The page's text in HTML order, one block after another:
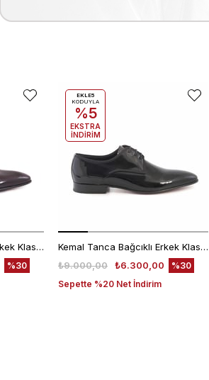
Kemal Tanca Bağcıklı Erkek Klasik Ayakkabı 700
%30
Kemal Tanca Bağcıklı Erkek Klasik Ayakkabı 700
₺6.300,00
₺9.000,00
Sepette %20 Net İndirim
%30
EKLE5
KODUYLA
%5
EKSTRA
İNDİRİM